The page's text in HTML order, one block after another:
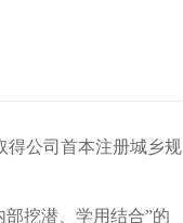
得公司首本注册城乡规
部挖潜、学用结合”的